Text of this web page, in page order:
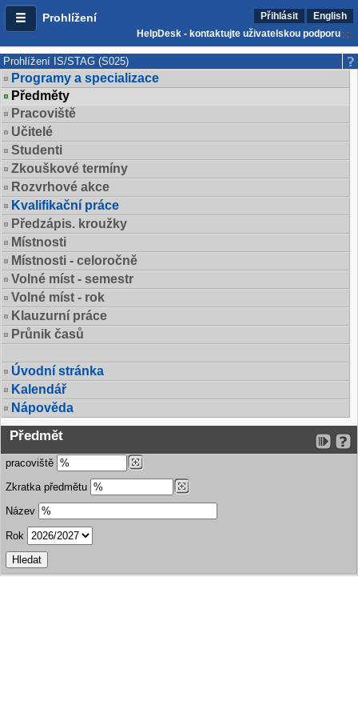
Prohlížení Přihlásit
English
HelpDesk - kontaktujte uživatelskou podporu
Prohlížení IS/STAG (S025)
Programy a specializace
Předměty
Pracoviště
Učitelé
Studenti
Zkouškové termíny
Rozvrhové akce
Kvalifikační práce
Předzápis. kroužky
Místnosti
Místnosti - celoročně
Volné míst - semestr
Volné míst - rok
Klauzurní práce
Průnik časů
Úvodní stránka
Kalendář
Nápověda
Předmět
pracoviště
Zkratka předmětu
Název
Rok